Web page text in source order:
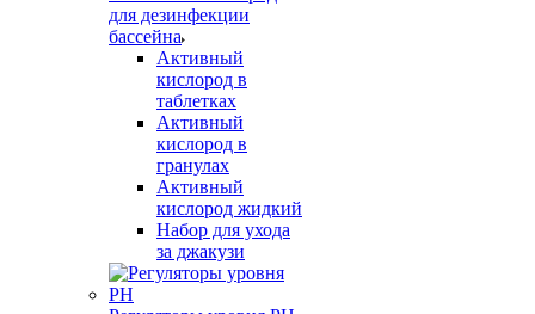
для дезинфекции
бассейна
Активный
кислород в
таблетках
Активный
кислород в
гранулах
Активный
кислород жидкий
Набор для ухода
за джакузи